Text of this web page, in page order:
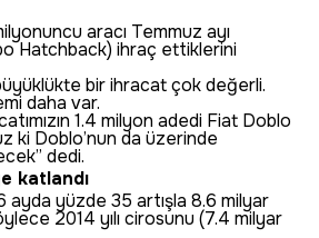
aracı Temmuz ayı
Hatchback) ihraç ettiklerini
bir ihracat çok değerli.
daha var.
1.4 milyon adedi Fiat Doblo
ki Doblo’nun da üzerinde
dedi.
katlandı
ayda yüzde 35 artışla 8.6 milyar
2014 yılı cirosunu (7.4 milyar